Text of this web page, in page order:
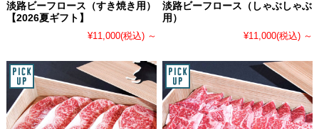
淡路ビーフロース（すき焼き用）
【2026夏ギフト】
¥11,000(税込) ～
淡路ビーフロース（しゃぶしゃぶ
用）
¥11,000(税込) ～